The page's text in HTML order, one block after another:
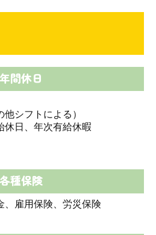
年間休日
シフトによる）
休日、年次有給休暇
各種保険
、雇用保険、労災保険